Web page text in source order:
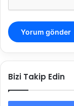
Bizi Takip Edin